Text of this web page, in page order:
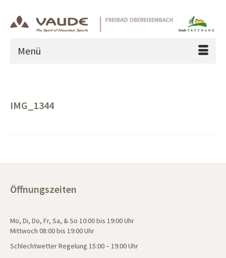
Menü
IMG_1344
Öffnungszeiten
Mo, Di, Do, Fr, Sa, & So 10:00 bis 19:00 Uhr
Mittwoch 08:00 bis 19:00 Uhr
Schlechtwetter Regelung 15:00 – 19:00 Uhr